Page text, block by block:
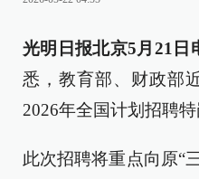
光明日报北京5月21日
悉，教育部、财政部
2026年全国计划招聘特
此次招聘将重点向原“